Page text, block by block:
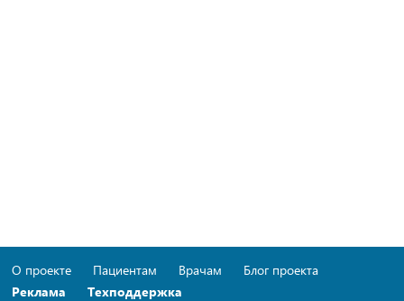
О проекте Пациентам Врачам
Блог проекта
Реклама
Техподдержка